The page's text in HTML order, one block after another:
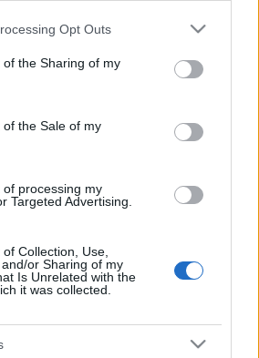
app uses one or more Google
or usage behaviour. You may click to
to Google and its third-party tags to
specified purposes in below Google
Opt Outs
the Sharing of my
the Sale of my
processing my
Targeted Advertising.
Collection, Use,
or Sharing of my
Is Unrelated with the
it was collected.
bokszoló
D'Andrea előadása a
vezérlésről